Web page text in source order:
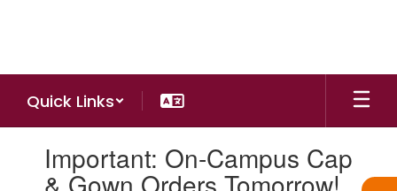
Quick Links
slides.Important: On-Campus Cap
& Gown Orders Tomorrow!